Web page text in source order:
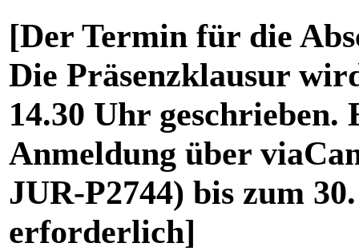
[Der Termin für die
Die Präsenzklausur
14.30 Uhr geschrieben.
Anmeldung über
JUR-P2744) bis zum
erforderlich]